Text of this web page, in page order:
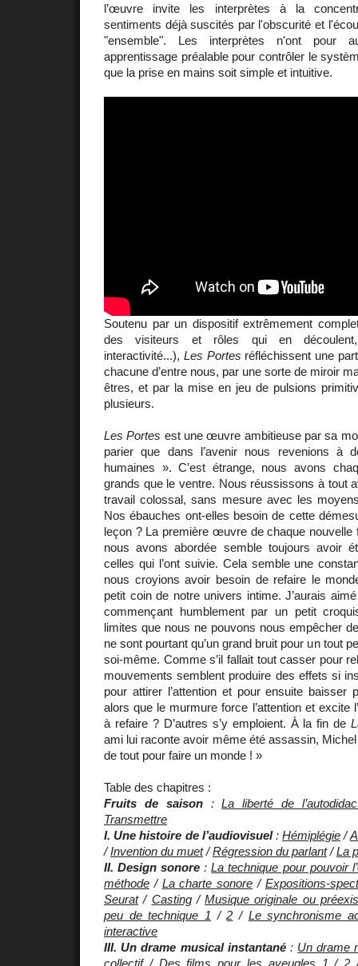
l’œuvre invite les interprètes à la
sentiments déjà suscités par l'obscurité et
"ensemble". Les interprètes n'ont pour
apprentissage préalable pour contrôler le
que la prise en mains soit simple et intuitive.
Soutenu par un dispositif extrêmement
des visiteurs et rôles qui en découlent,
interactivité...), Les Portes réfléchissent une
chacune d’entre nous, par une sorte de miroir
êtres, et par la mise en jeu de pulsions
plusieurs.
Les Portes est une œuvre ambitieuse par sa
parier que dans l’avenir nous revenions à
humaines ». C’est étrange, nous avons
grands que le ventre. Nous réussissons à tout
travail colossal, sans mesure avec les
Nos ébauches ont-elles besoin de cette
leçon ? La première œuvre de chaque nouvelle
nous avons abordée semble toujours avoir
celles qui l’ont suivie. Cela semble une
nous croyions avoir besoin de refaire le
petit coin de notre univers intime. J’aurais
commençant humblement par un petit
limites que nous ne pouvons nous empêcher
ne sont pourtant qu’un grand bruit pour un tout
soi-même. Comme s’il fallait tout casser pour
mouvements semblent produire des effets si
pour attirer l’attention et pour ensuite baisser
alors que le murmure force l’attention et excite
à refaire ? D’autres s’y emploient. À la fin de
ami lui raconte avoir même été assassin,
de tout pour faire un monde ! »
Table des chapitres :
Fruits de saison:La liberté de
Transmettre
I. Une histoire de l’audiovisuel:Hémiplégie/
/Invention du muet/Régression du parlant/La
II. Design sonore :La technique pour pouvoir
méthode / La charte sonore / Expositions-
Seurat/ Casting/Musique originale ou
peu de technique 1 /2 / Le synchronisme
interactive
III. Un drame musical instantané: Un drame
collectif/ Des films pour les aveugles 1 / 2